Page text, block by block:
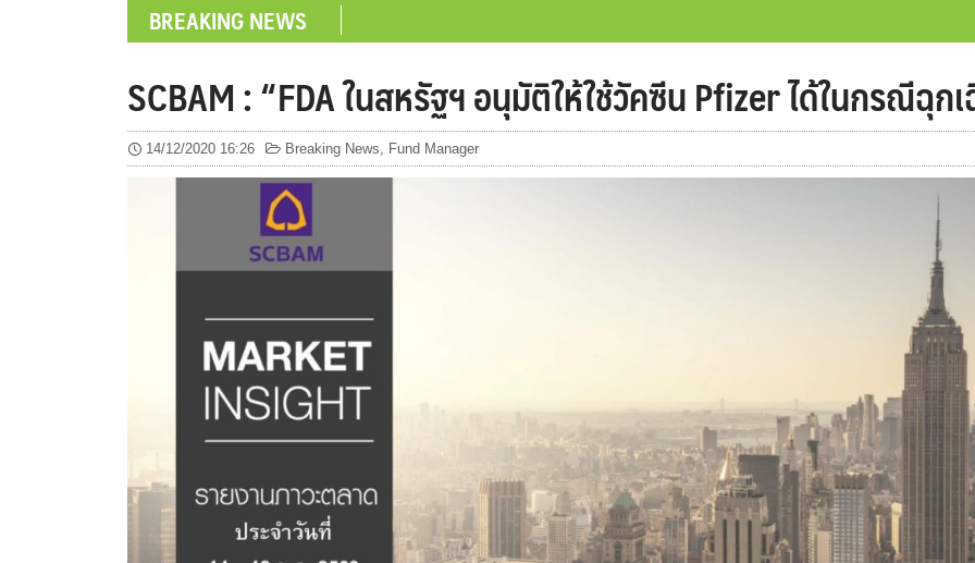
BREAKING NEWS
SCBAM : “FDA ในสหรัฐฯ อนุมัติให้ใช้วัคซีน Pfizer ได้ในกรณีฉุก
14/12/2020 16:26 Breaking News, Fund Manager